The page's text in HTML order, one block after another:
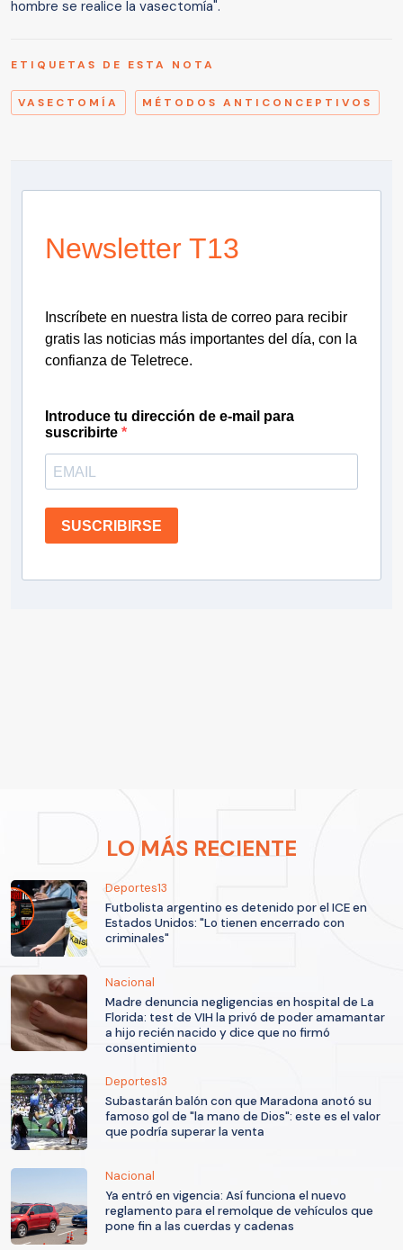
hombre se realice la vasectomía".
ETIQUETAS DE ESTA NOTA
VASECTOMÍA MÉTODOS ANTICONCEPTIVOS
Newsletter T13
Inscríbete en nuestra lista de correo para recibir
gratis las noticias más importantes del día, con la
confianza de Teletrece.
Introduce tu dirección de e-mail para
suscribirte
SUSCRIBIRSE
LO MÁS RECIENTE
Deportes13
Futbolista argentino es detenido por el ICE en
Estados Unidos: "Lo tienen encerrado con
criminales"
Nacional
Madre denuncia negligencias en hospital de La
Florida: test de VIH la privó de poder amamantar
a hijo recién nacido y dice que no firmó
consentimiento
Deportes13
Subastarán balón con que Maradona anotó su
famoso gol de "la mano de Dios": este es el valor
que podría superar la venta
Nacional
Ya entró en vigencia: Así funciona el nuevo
reglamento para el remolque de vehículos que
pone fin a las cuerdas y cadenas